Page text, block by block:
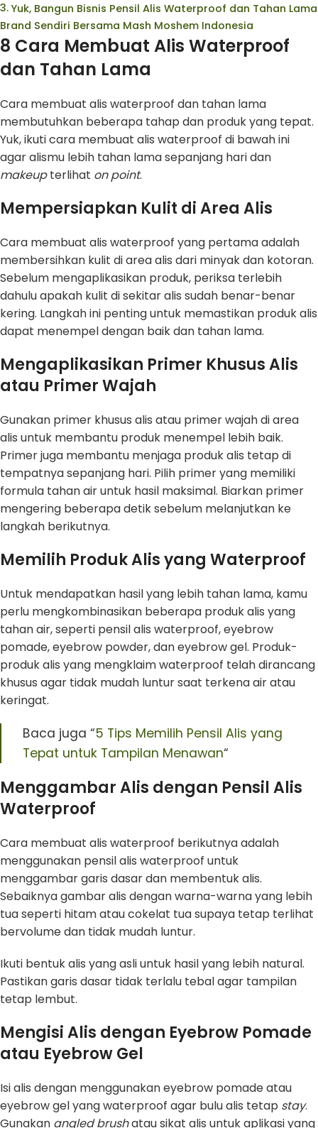
Yuk, Bangun Bisnis Pensil Alis Waterproof dan Tahan Lama
Brand Sendiri Bersama Mash Moshem Indonesia
8 Cara Membuat Alis Waterproof
dan Tahan Lama
Cara membuat alis waterproof dan tahan lama
membutuhkan beberapa tahap dan produk yang tepat.
Yuk, ikuti cara membuat alis waterproof di bawah ini
agar alismu lebih tahan lama sepanjang hari dan
makeupterlihat on point.
Mempersiapkan Kulit di Area Alis
Cara membuat alis waterproof yang pertama adalah
membersihkan kulit di area alis dari minyak dan kotoran.
Sebelum mengaplikasikan produk, periksa terlebih
dahulu apakah kulit di sekitar alis sudah benar-benar
kering. Langkah ini penting untuk memastikan produk alis
dapat menempel dengan baik dan tahan lama.
Mengaplikasikan Primer Khusus Alis
atau Primer Wajah
Gunakan primer khusus alis atau primer wajah di area
alis untuk membantu produk menempel lebih baik.
Primer juga membantu menjaga produk alis tetap di
tempatnya sepanjang hari. Pilih primer yang memiliki
formula tahan air untuk hasil maksimal. Biarkan primer
mengering beberapa detik sebelum melanjutkan ke
langkah berikutnya.
Memilih Produk Alis yang Waterproof
Untuk mendapatkan hasil yang lebih tahan lama, kamu
perlu mengkombinasikan beberapa produk alis yang
tahan air, seperti pensil alis waterproof, eyebrow
pomade, eyebrow powder, dan eyebrow gel. Produk-
produk alis yang mengklaim waterproof telah dirancang
khusus agar tidak mudah luntur saat terkena air atau
keringat.
Baca juga “5 Tips Memilih Pensil Alis yang
Tepat untuk Tampilan Menawan“
Menggambar Alis dengan Pensil Alis
Waterproof
Cara membuat alis waterproof berikutnya adalah
menggunakan pensil alis waterproof untuk
menggambar garis dasar dan membentuk alis.
Sebaiknya gambar alis dengan warna-warna yang lebih
tua seperti hitam atau cokelat tua supaya tetap terlihat
bervolume dan tidak mudah luntur.
Ikuti bentuk alis yang asli untuk hasil yang lebih natural.
Pastikan garis dasar tidak terlalu tebal agar tampilan
tetap lembut.
Mengisi Alis dengan Eyebrow Pomade
atau Eyebrow Gel
Isi alis dengan menggunakan eyebrow pomade atau
eyebrow gel yang waterproof agar bulu alis tetap stay.
Gunakan angled brushatau sikat alis untuk aplikasi yang